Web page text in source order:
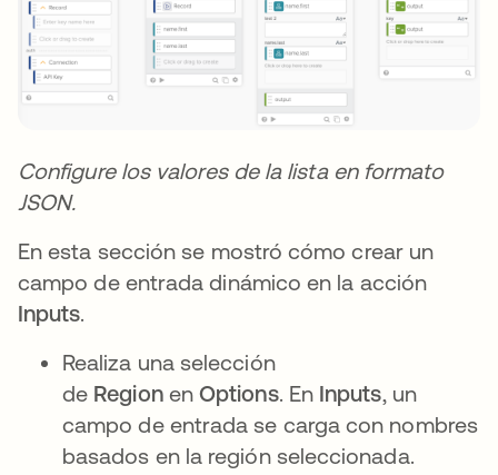
Configure los valores de la lista en formato
JSON.
En esta sección se mostró cómo crear un
campo de entrada dinámico en la acción
Inputs.
Realiza una selección
de RegionenOptions. En Inputs, un
campo de entrada se carga con nombres
basados en la región seleccionada.